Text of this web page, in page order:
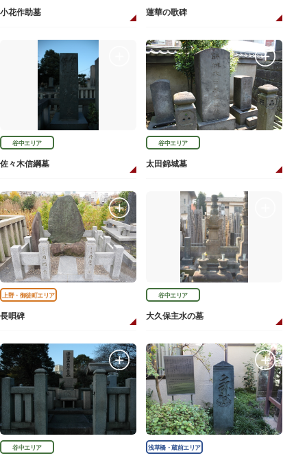
小花作助墓 蓮華の歌碑
谷中エリア
佐々木信綱墓
谷中エリア
太田錦城墓
上野・御徒町エリア
長唄碑
谷中エリア
大久保主水の墓
谷中エリア 浅草橋・蔵前エリア